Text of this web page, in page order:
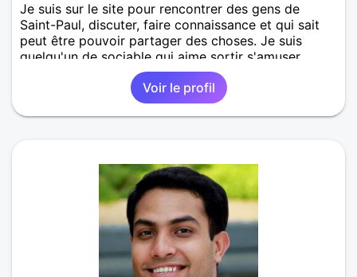
Je suis sur le site pour rencontrer des gens de
Saint-Paul, discuter, faire connaissance et qui sait
peut être pouvoir partager des choses. Je suis
quelqu'un de sociable qui aime sortir s'amuser.
Voir le profil